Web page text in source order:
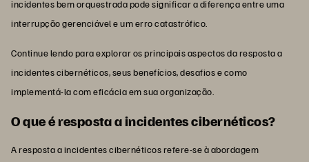
incidentes bem orquestrada pode significar a diferença entre uma
interrupção gerenciável e um erro catastrófico.
Continue lendo para explorar os principais aspectos da resposta a
incidentes cibernéticos, seus benefícios, desafios e como
implementá-la com eficácia em sua organização.
O que é resposta a incidentes cibernéticos?
A resposta a incidentes cibernéticos refere-se à abordagem